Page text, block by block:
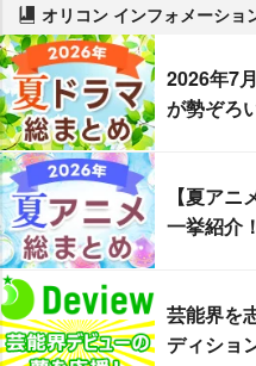
オリコン インフォメーショ
2026年7
が勢ぞろ
【夏ア
一挙紹介！
芸能界を
ディショ